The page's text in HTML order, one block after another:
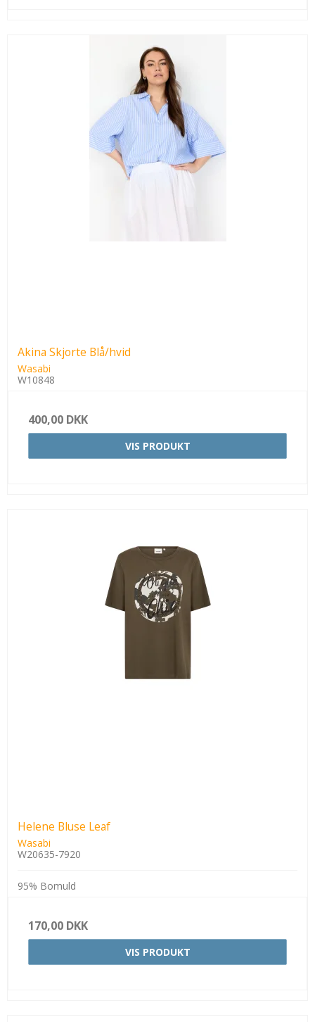
Akina Skjorte Blå/hvid
Wasabi
W10848
400,00 DKK
VIS PRODUKT
Helene Bluse Leaf
Wasabi
W20635-7920
95% Bomuld
170,00 DKK
VIS PRODUKT